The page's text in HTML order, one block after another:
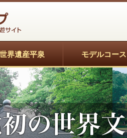
世界遺産平泉 モデルコース